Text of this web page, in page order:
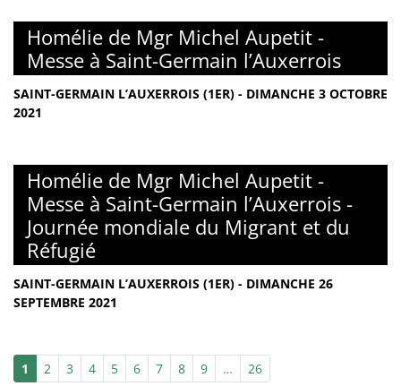
Homélie de Mgr Michel Aupetit -
Messe à Saint-Germain l’Auxerrois
SAINT-GERMAIN L’AUXERROIS (1ER) - DIMANCHE 3 OCTOBRE
2021
Homélie de Mgr Michel Aupetit -
Messe à Saint-Germain l’Auxerrois -
Journée mondiale du Migrant et du
Réfugié
SAINT-GERMAIN L’AUXERROIS (1ER) - DIMANCHE 26
SEPTEMBRE 2021
1 2 3 4 5 6 7 8 9 … 26